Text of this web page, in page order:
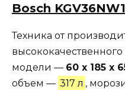
Bosch
Техника от
модели — 60 х 185 х
объем — 317 л ,